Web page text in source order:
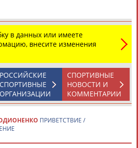
МОК проявляет двойные стандарты
спортсменов и стран
СССР и РФ по спортивной гимнастике
. "В мире ничего не меняется,... ...не
двойные стандарты, - считает
и белорусов продолжают отстранять,
СТАДИОН
покинула пост старшего тренера
гимнастике, сообщается на
в данных или имеете
внесите изменения
СПОРТИВНЫЕ
НОВОСТИ И
КОММЕНТАРИИ
РОССИЙСКИЕ
СПОРТИВНЫЕ
ОРГАНИЗАЦИИ
ПРИВЕТСТВИЕ /